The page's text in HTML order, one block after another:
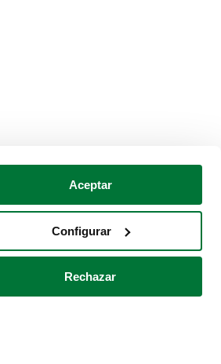
Aceptar
Configurar
Rechazar